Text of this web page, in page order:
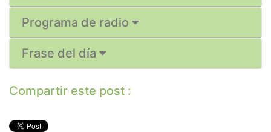
Programa de radio
Frase del día
Compartir este post :